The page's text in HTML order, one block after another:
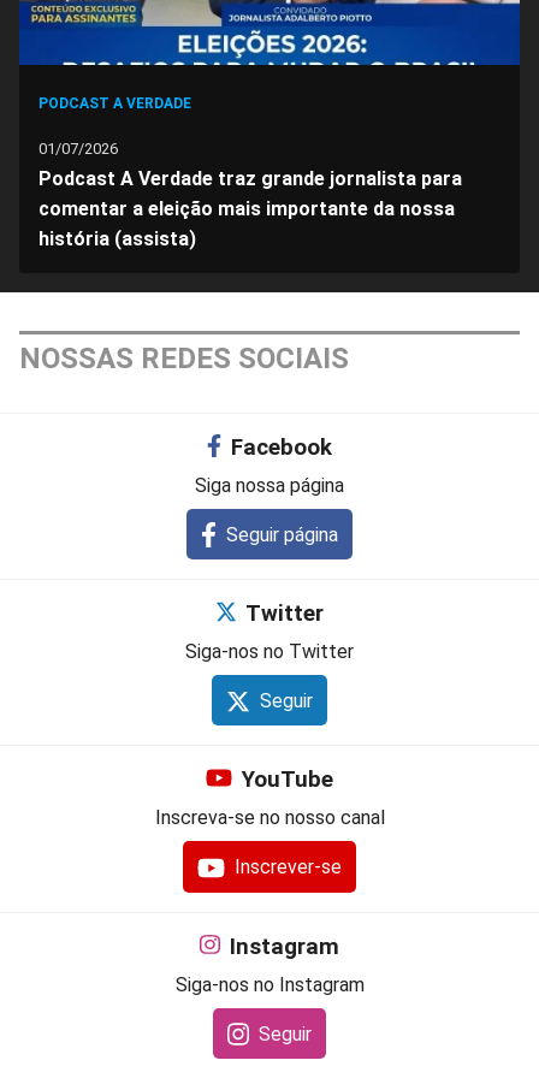
PODCAST A VERDADE
01/07/2026
Podcast A Verdade traz grande jornalista para
comentar a eleição mais importante da nossa
história (assista)
NOSSAS REDES SOCIAIS
Facebook
Siga nossa página
Seguir página
Twitter
Siga-nos no Twitter
Seguir
YouTube
Inscreva-se no nosso canal
Inscrever-se
Instagram
Siga-nos no Instagram
Seguir